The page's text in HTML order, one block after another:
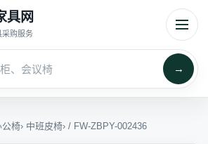
具网
采购服务
→
公椅› 中班皮椅› / FW-ZBPY-002436